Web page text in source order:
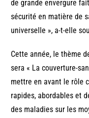
de grande envergure
sécurité en matière de
universelle », a-t-elle
Cette année, le thème
sera « La couverture-
mettre en avant le rôle
rapides, abordables et
des maladies sur les